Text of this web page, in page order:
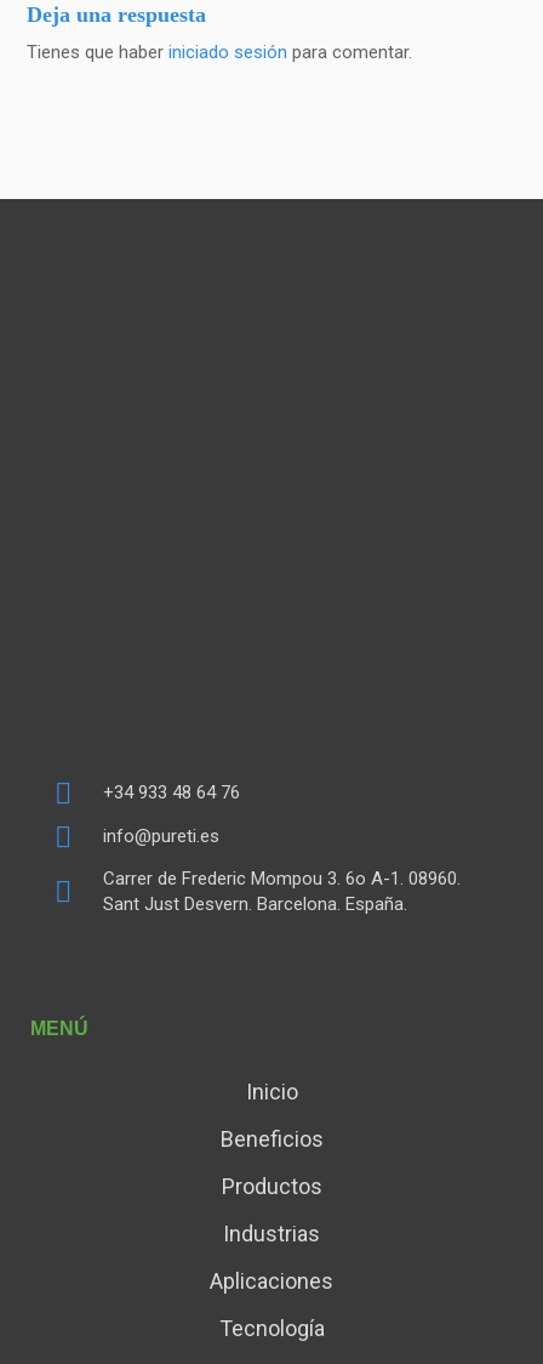
Deja una respuesta
Tienes que haberiniciado sesión para comentar.
+34 933 48 64 76
info@pureti.es
Carrer de Frederic Mompou 3. 6o A-1. 08960.
Sant Just Desvern. Barcelona. España.
MENÚ
Inicio
Beneficios
Productos
Industrias
Aplicaciones
Tecnología